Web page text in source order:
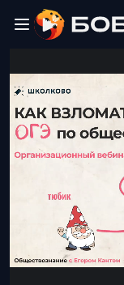
ЩЕЛЧОК
2026
Полезные
материалы
Проверка
поддержка